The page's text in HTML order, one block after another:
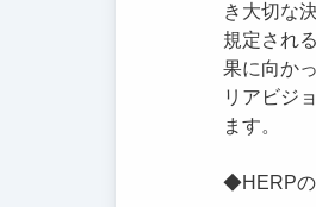
き大切な
規定され
果に向か
リアビジ
ます。
◆HERPの